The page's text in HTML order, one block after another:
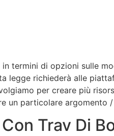
termini di opzioni sulle
legge richiederà alle
per creare più
un particolare argomento
Trav Di